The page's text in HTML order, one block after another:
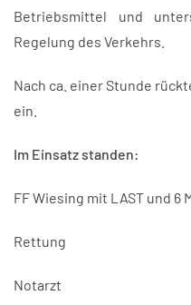
Betriebsmittel und
Regelung des Verkehrs.
Nach ca. einer Stunde
ein.
Im Einsatz standen:
FF Wiesing mit LAST und 6
Rettung
Notarzt